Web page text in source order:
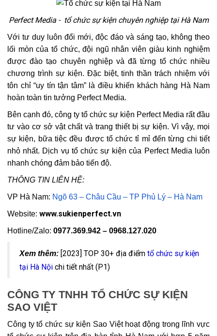
Perfect Media - tổ chức sự kiện chuyên nghiệp tại Hà Nam
Với tư duy luôn đổi mới, độc đáo và sáng tạo, không theo
lối mòn của tổ chức, đội ngũ nhân viên giàu kinh nghiệm
được đào tạo chuyên nghiệp và đã từng tổ chức nhiều
chương trình sự kiện. Đặc biệt, tinh thần trách nhiệm với
tôn chỉ “uy tín tận tâm” là điều khiến khách hàng Hà Nam
hoàn toàn tin tưởng Perfect Media.
Bên cạnh đó, công ty tổ chức sự kiện Perfect Media rất đầu
tư vào cơ sở vật chất và trang thiết bị sự kiện. Vì vậy, mọi
sự kiện, bữa tiệc đều được tổ chức tỉ mỉ đến từng chi tiết
nhỏ nhất. Dịch vụ tổ chức sự kiện của Perfect Media luôn
nhanh chóng đảm bảo tiến độ.
THÔNG TIN LIÊN HỆ:
VP Hà Nam: Ngõ 63 – Châu Cầu – TP Phủ Lý – Hà Nam
Website: www.sukienperfect.vn
Hotline/Zalo: 0977.369.942 – 0968.127.020
Xem thêm: [2023] TOP 30+ địa điểm tổ chức sự kiện
tại Hà Nội chi tiết nhất (P1)
CÔNG TY TNHH TỔ CHỨC SỰ KIỆN
SAO VIỆT
Công ty tổ chức sự kiện Sao Việt hoạt động trong lĩnh vực